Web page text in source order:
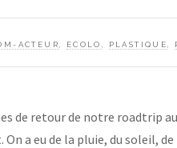
ACTEUR ECOLO PLASTIQUE
de retour de notre roadtrip
a eu de la pluie, du soleil, de